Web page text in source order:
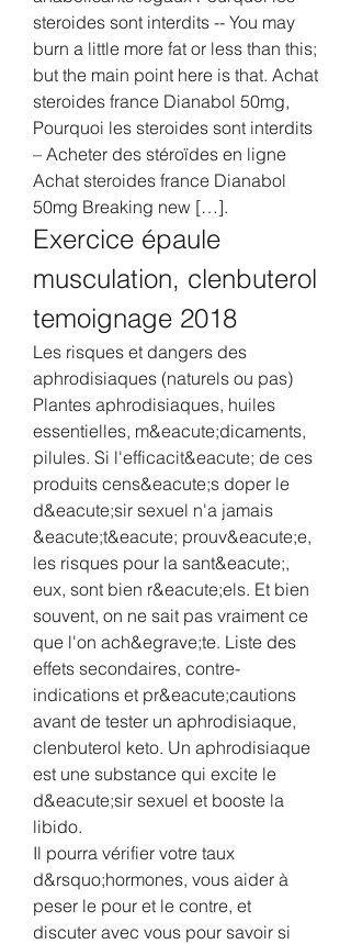
steroides sont interdits -- You may
burn a little more fat or less than this;
but the main point here is that. Achat
steroides france Dianabol 50mg,
Pourquoi les steroides sont interdits
– Acheter des stéroïdes en ligne
Achat steroides france Dianabol
50mg Breaking new […].
Exercice épaule
musculation, clenbuterol
temoignage 2018
Les risques et dangers des
aphrodisiaques (naturels ou pas)
Plantes aphrodisiaques, huiles
essentielles, m&eacute;dicaments,
pilules. Si l'efficacit&eacute; de ces
produits cens&eacute;s doper le
d&eacute;sir sexuel n'a jamais
&eacute;t&eacute; prouv&eacute;e,
les risques pour la sant&eacute;,
eux, sont bien r&eacute;els. Et bien
souvent, on ne sait pas vraiment ce
que l'on ach&egrave;te. Liste des
effets secondaires, contre-
indications et pr&eacute;cautions
avant de tester un aphrodisiaque,
clenbuterol keto. Un aphrodisiaque
est une substance qui excite le
d&eacute;sir sexuel et booste la
libido.
Il pourra vérifier votre taux
d&rsquo;hormones, vous aider à
peser le pour et le contre, et
discuter avec vous pour savoir si